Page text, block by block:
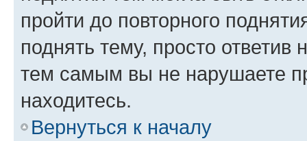
пройти до повторного
поднять тему, просто ответив
тем самым вы не нарушаете
находитесь.
Вернуться к началу